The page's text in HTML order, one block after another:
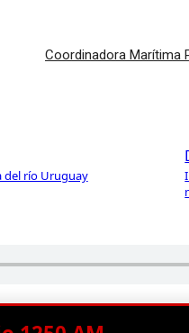
Coordinadora Marítima
del río Uruguay